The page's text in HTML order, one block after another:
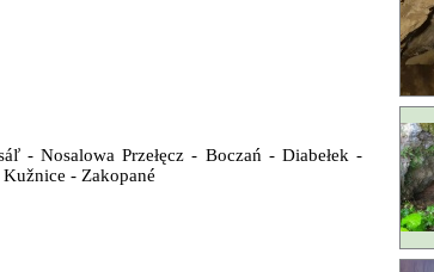
- Nosalowa Przełęcz - Boczań - Diabełek -
- Zakopané